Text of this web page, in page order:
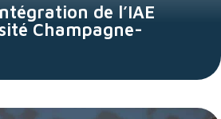
de l’IAE
Champagne-